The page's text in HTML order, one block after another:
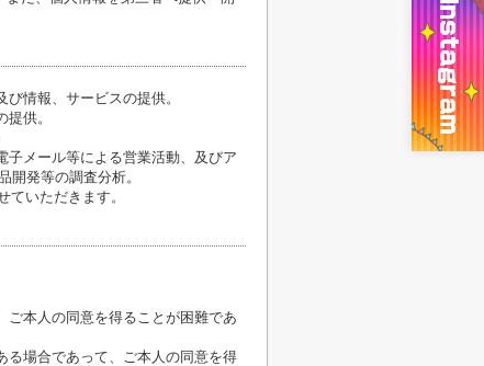
情報、サービスの提供。
供。
子メール等による営業活動、及びア
開発等の調査分析。
いただきます。
ご本人の同意を得ることが困難であ
る場合であって、ご本人の同意を得